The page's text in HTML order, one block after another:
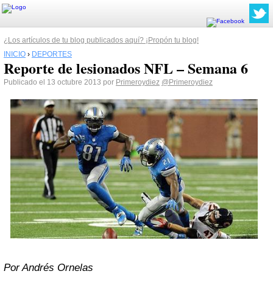
¿Los artículos de tu blog publicados aquí? ¡Propón tu blog!
INICIO › DEPORTES
Reporte de lesionados NFL – Semana 6
Publicado el 13 octubre 2013 por Primeroydiez @Primeroydiez
Por Andrés Ornelas